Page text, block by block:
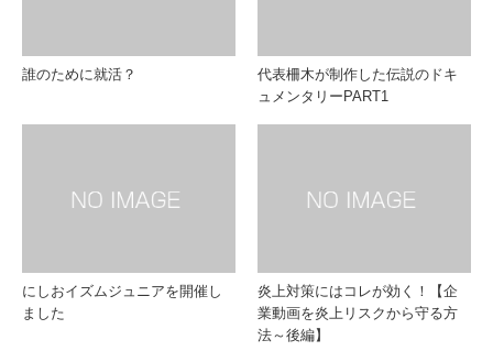
誰のために就活？
代表柵木が制作した伝説のドキ
ュメンタリーPART1
にしおイズムジュニアを開催し
ました
炎上対策にはコレが効く！【企
業動画を炎上リスクから守る方
法～後編】